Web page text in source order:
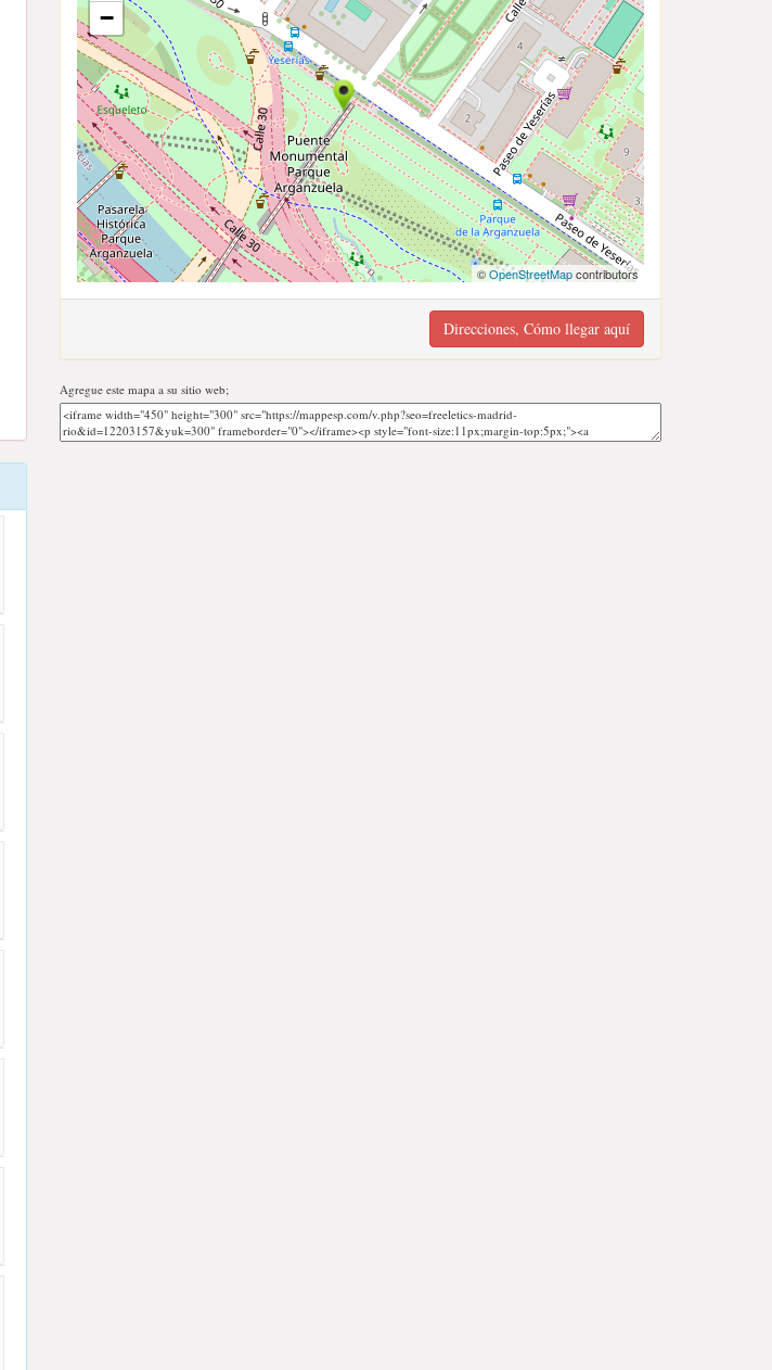
−
©OpenStreetMapcontributors
Direcciones, Cómo llegar aquí
Agregue este mapa a su sitio web;